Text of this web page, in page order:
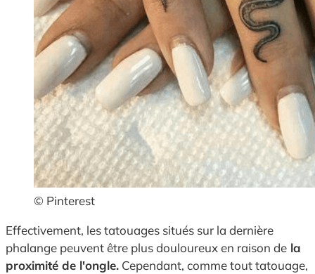
© Pinterest
Effectivement, les tatouages situés sur la dernière
phalange peuvent être plus douloureux en raison de la
proximité de l'ongle. Cependant, comme tout tatouage,